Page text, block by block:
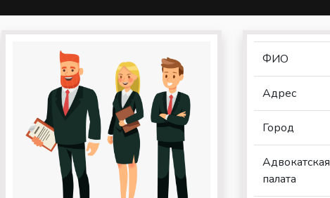
ФИО
Адрес
Город
Адвокатская
палата